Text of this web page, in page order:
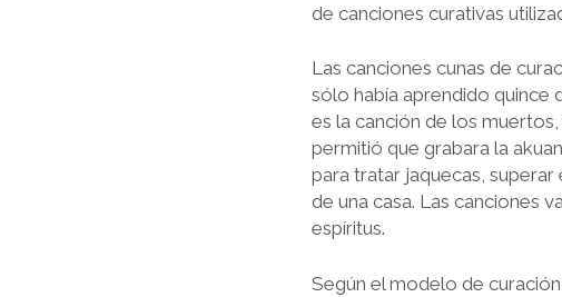
de canciones curativas
Las canciones cunas de
sólo había aprendi­do quince
es la canción de los
permitió que grabara la
para tratar jaquecas,
de una casa. Las cancio­nes
espíritus.
Según el modelo de